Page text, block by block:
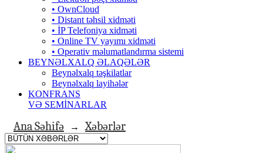
• OwnCloud
• Distant təhsil xidməti
• İP Telefoniya xidməti
• Оnline TV yayımı xidməti
• Operativ məlumatlandırma sistemi
BEYNƏLXALQ ƏLAQƏLƏR
Beynəlxalq təşkilatlar
Beynəlxalq layihələr
KONFRANS
VƏ SEMİNARLAR
Ana Səhifə → Xəbərlər